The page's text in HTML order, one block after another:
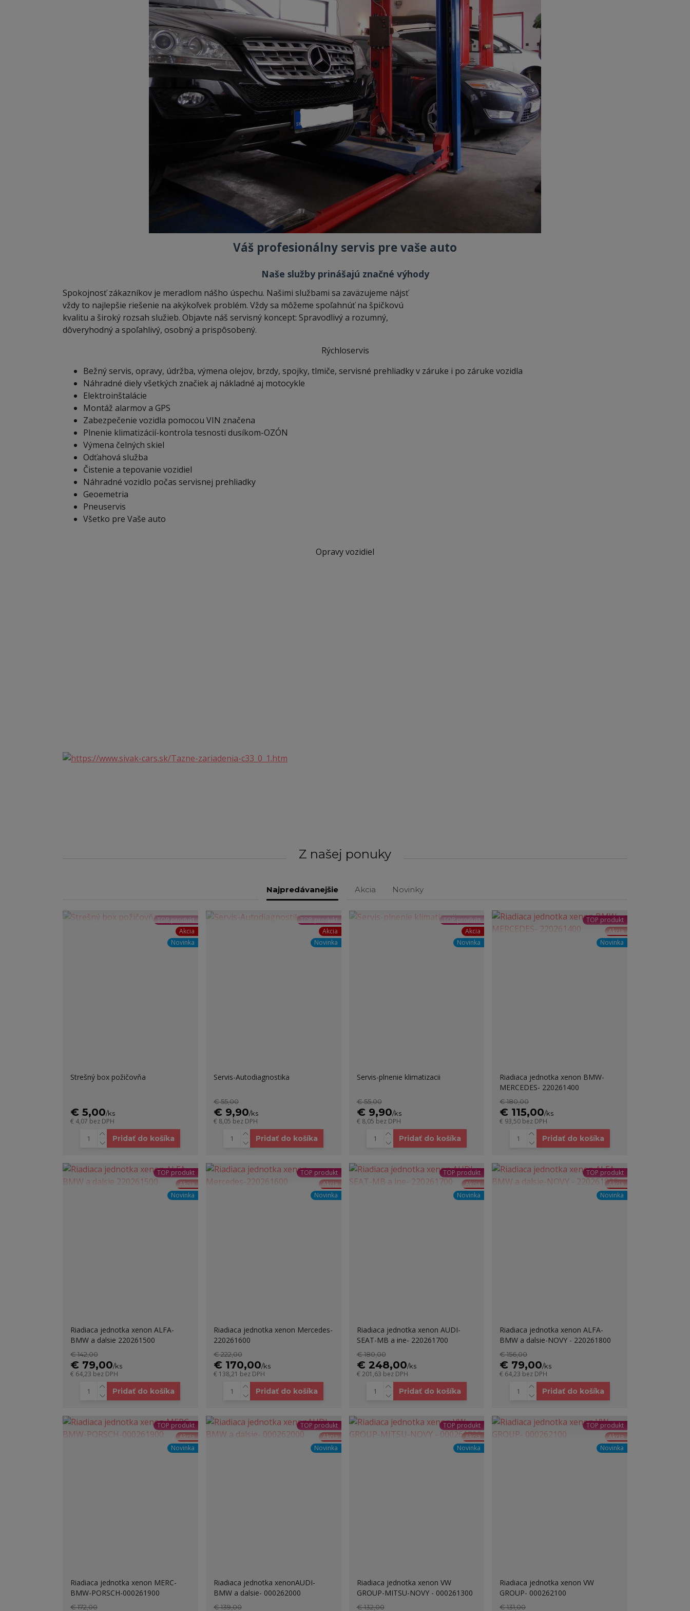
Váš profesionálny servis pre vaše auto
Naše služby prinášajú značné výhody
Spokojnosť zákazníkov je meradlom nášho úspechu. Našimi službami sa zaväzujeme nájsť
vždy to najlepšie riešenie na akýkoľvek problém. Vždy sa môžeme spoľahnúť na špičkovú
kvalitu a široký rozsah služieb. Objavte náš servisný koncept: Spravodlivý a rozumný,
dôveryhodný a spoľahlivý, osobný a prispôsobený.
Rýchloservis
Bežný servis, opravy, údržba, výmena olejov, brzdy, spojky, tlmiče, servisné prehliadky v záruke i po záruke vozidla
Náhradné diely všetkých značiek aj nákladné aj motocykle
Elektroinštalácie
Montáž alarmov a GPS
Zabezpečenie vozidla pomocou VIN značena
Plnenie klimatizácií-kontrola tesnosti dusíkom-OZÓN
Výmena čelných skiel
Odťahová služba
Čistenie a tepovanie vozidiel
Náhradné vozidlo počas servisnej prehliadky
Geoemetria
Pneuservis
Všetko pre Vaše auto
Opravy vozidiel
Z našej ponuky
Najpredávanejšie Akcia Novinky
TOP produkt
Akcia
Novinka
Strešný box požičovňa
€ 5,00/ks
€ 4,07 bez DPH
Pridať do košíka
TOP produkt
Akcia
Novinka
Servis-Autodiagnostika
€ 55,00
€ 9,90/ks
€ 8,05 bez DPH
Pridať do košíka
TOP produkt
Akcia
Novinka
Servis-plnenie klimatizacii
€ 55,00
€ 9,90/ks
€ 8,05 bez DPH
Pridať do košíka
TOP produkt
Akcia
Novinka
Riadiaca jednotka xenon BMW-
MERCEDES- 220261400
€ 180,00
€ 115,00/ks
€ 93,50 bez DPH
Pridať do košíka
TOP produkt
Akcia
Novinka
Riadiaca jednotka xenon ALFA-
BMW a dalsie 220261500
€ 142,00
€ 79,00/ks
€ 64,23 bez DPH
Pridať do košíka
TOP produkt
Akcia
Novinka
Riadiaca jednotka xenon Mercedes-
220261600
€ 222,00
€ 170,00/ks
€ 138,21 bez DPH
Pridať do košíka
TOP produkt
Akcia
Novinka
Riadiaca jednotka xenon AUDI-
SEAT-MB a ine- 220261700
€ 180,00
€ 248,00/ks
€ 201,63 bez DPH
Pridať do košíka
TOP produkt
Akcia
Novinka
Riadiaca jednotka xenon ALFA-
BMW a dalsie-NOVY - 220261800
€ 156,00
€ 79,00/ks
€ 64,23 bez DPH
Pridať do košíka
TOP produkt
Akcia
Novinka
Riadiaca jednotka xenon MERC-
BMW-PORSCH-000261900
€ 172,00
TOP produkt
Akcia
Novinka
Riadiaca jednotka xenonAUDI-
BMW a dalsie- 000262000
€ 139,00
TOP produkt
Akcia
Novinka
Riadiaca jednotka xenon VW
GROUP-MITSU-NOVY - 000261300
€ 132,00
TOP produkt
Akcia
Novinka
Riadiaca jednotka xenon VW
GROUP- 000262100
€ 131,00